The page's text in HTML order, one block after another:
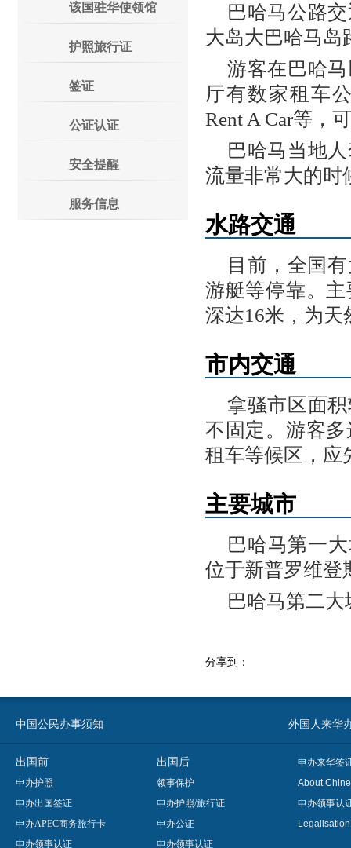
该国驻华使领馆
护照旅行证
签证
公证认证
安全提醒
服务信息
巴哈马公路
大岛大巴哈马岛
游客在巴哈
厅有数家租车
Rent A Car等，
巴哈马当地
流量非常大的时
水路交通
目前，全国
游艇等停靠。
深达16米，为天
市内交通
拿骚市区面
不固定。游客
租车等候区，应
主要城市
巴哈马第一
位于新普罗维登
巴哈马第二
分享到：
中国公民办事须知 外国人来华
出国前
申办护照
申办出国签证
申办APEC商务旅行卡
申办领事认证
出国后
领事保护
申办护照/旅行证
申办公证
申办领事认证
申办来华签
About
申办领事认